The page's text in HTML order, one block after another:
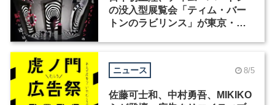
の没入型展覧会「ティム・バー
トンのラビリンス」が東京・豊
ニュース 8/5
佐藤可士和、中村勇吾、MIKIKO